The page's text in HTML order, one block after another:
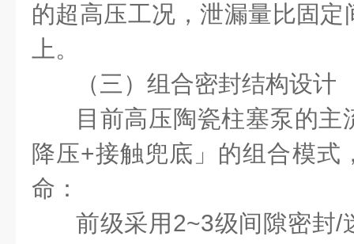
的超高压工况，泄漏量比固
上。
（三）组合密封结构设计
目前高压陶瓷柱塞泵的主
降压+接触兜底」的组合模式
命：
前级采用2~3级间隙密封/